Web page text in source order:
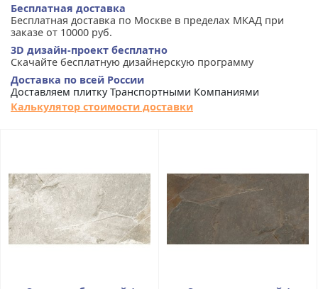
Бесплатная доставка
Бесплатная доставка по Москве в пределах МКАД при
заказе от 10000 руб.
3D дизайн-проект бесплатно
Скачайте бесплатную дизайнерскую программу
Доставка по всей России
Доставляем плитку Транспортными Компаниями
Калькулятор стоимости доставки